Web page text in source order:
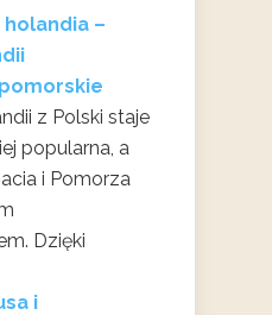
holandia –
z Polski staje
popularna, a
i Pomorza
Dzięki
i